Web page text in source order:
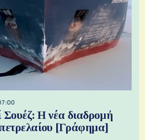
Σουέζ: Η νέα διαδρομή
[Γράφημα]